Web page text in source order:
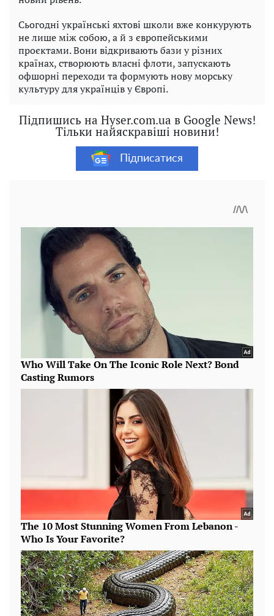
Сьогодні українські яхтові школи вже конкурують
не лише між собою, а й з європейськими
проєктами. Вони відкривають бази у різних
країнах, створюють власні флоти, запускають
офшорні переходи та формують нову морську
культуру для українців у Європі.
Підпишись на Hyser.com.ua в Google News!
Тільки найяскравіші новини!
Підписатися